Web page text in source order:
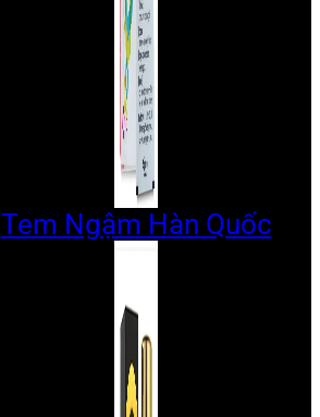
Tem Ngậm Hàn Quốc